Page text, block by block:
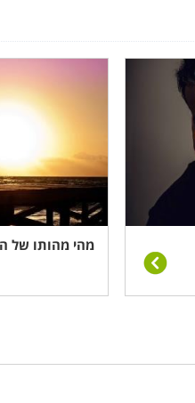
הדרכים למתן תכנית
דינמי הדורש יכולת
והעצמה
הפוטנציאל הגלום בו, על
בקצב הנכון ביותר.
יעדים ומטרות המותאמת לעסק
מהי מהותו של